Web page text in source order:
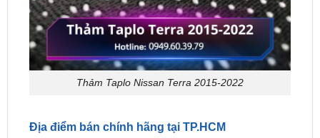
Thảm Taplo Nissan Terra 2015-2022
Địa điểm bán chính hãng tại TP.HCM
dịch vụ tốt nhất, khi muaThảm Taplo Xe Terra